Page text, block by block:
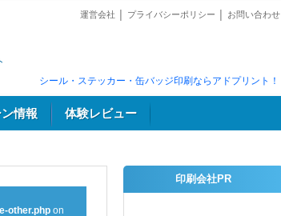
運営会社 プライバシーポリシー お問い合わせ
シール・ステッカー・缶バッジ印刷ならアドプリント！
情報 体験レビュー
other.php on
印刷会社PR